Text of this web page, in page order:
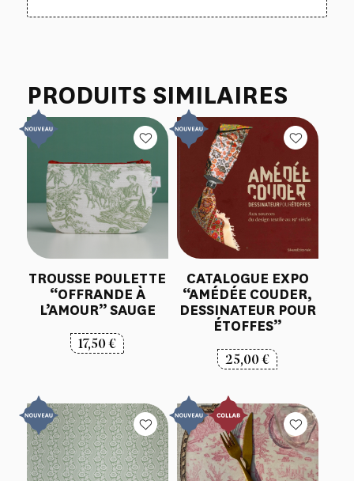
PRODUITS SIMILAIRES
TROUSSE POULETTE
“OFFRANDE À
L’AMOUR” SAUGE
17,50€
CATALOGUE EXPO
“AMÉDÉE COUDER,
DESSINATEUR POUR
ÉTOFFES”
25,00€